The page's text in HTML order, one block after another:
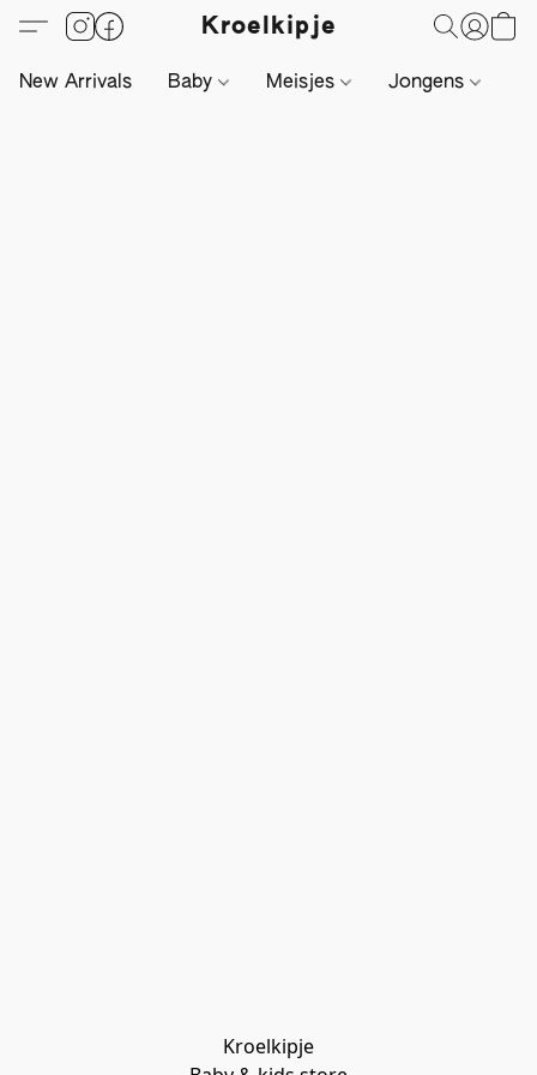
Kroelkipje
New Arrivals Baby Meisjes Jongens
Kroelkipje